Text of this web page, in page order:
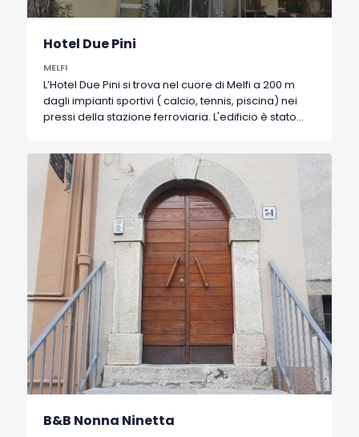
Hotel Due Pini
MELFI
L’Hotel Due Pini si trova nel cuore di Melfi a 200 m
dagli impianti sportivi ( calcio, tennis, piscina) nei
pressi della stazione ferroviaria. L'edificio è stato
B&B Nonna Ninetta